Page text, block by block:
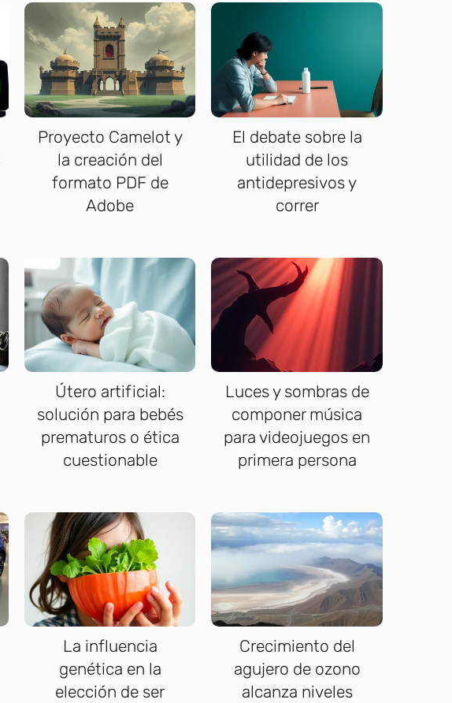
Proyecto Camelot y
la creación del
formato PDF de
Adobe
El debate sobre la
utilidad de los
antidepresivos y
correr
Útero artificial:
solución para bebés
prematuros o ética
cuestionable
Luces y sombras de
componer música
para videojuegos en
primera persona
La influencia
genética en la
elección de ser
Crecimiento del
agujero de ozono
alcanza niveles